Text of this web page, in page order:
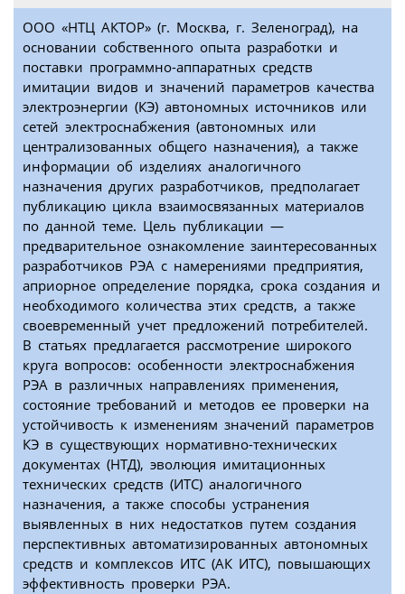
ООО «НТЦ АКТОР» (г. Москва, г. Зеленоград), на
основании собственного опыта разработки и
поставки программно-аппаратных средств
имитации видов и значений параметров качества
электроэнергии (КЭ) автономных источников или
сетей электроснабжения (автономных или
централизованных общего назначения), а также
информации об изделиях аналогичного
назначения других разработчиков, предполагает
публикацию цикла взаимосвязанных материалов
по данной теме. Цель публикации —
предварительное ознакомление заинтересованных
разработчиков РЭА с намерениями предприятия,
априорное определение порядка, срока создания и
необходимого количества этих средств, а также
своевременный учет предложений потребителей.
В статьях предлагается рассмотрение широкого
круга вопросов: особенности электроснабжения
РЭА в различных направлениях применения,
состояние требований и методов ее проверки на
устойчивость к изменениям значений параметров
КЭ в существующих нормативно-технических
документах (НТД), эволюция имитационных
технических средств (ИТС) аналогичного
назначения, а также способы устранения
выявленных в них недостатков путем создания
перспективных автоматизированных автономных
средств и комплексов ИТС (АК ИТС), повышающих
эффективность проверки РЭА.